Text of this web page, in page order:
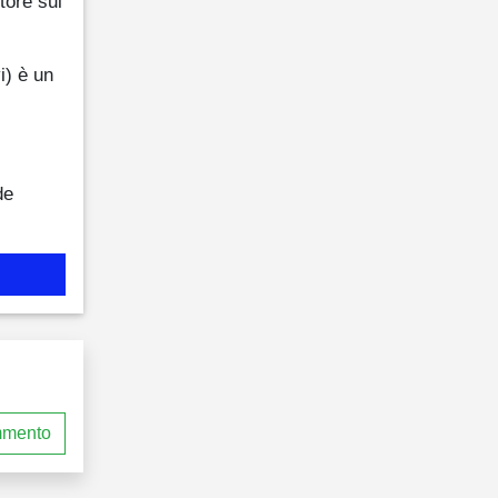
è un